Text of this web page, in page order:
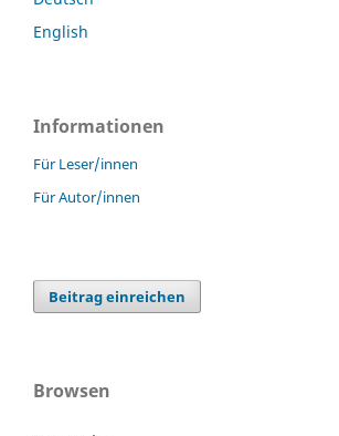
English
Informationen
Für Leser/innen
Für Autor/innen
Beitrag einreichen
Browsen